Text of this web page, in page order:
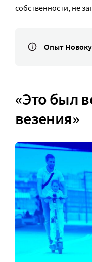
собственности, не
Опыт
«Это был
везения»